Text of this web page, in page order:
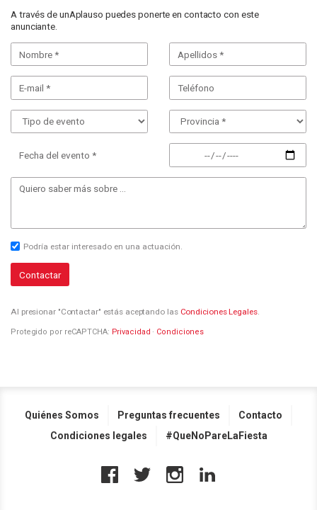
A través de unAplauso puedes ponerte en contacto con este
anunciante.
Fecha del evento *
Podría estar interesado en una actuación.
Contactar
Al presionar "Contactar" estás aceptando las Condiciones Legales.
Protegido por reCAPTCHA: Privacidad · Condiciones
Quiénes Somos Preguntas frecuentes
Contacto
Condiciones legales
#QueNoPareLaFiesta